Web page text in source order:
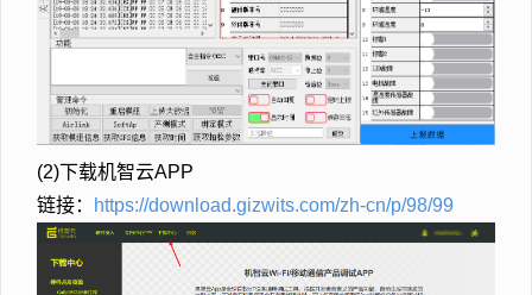
(2)下载机智云APP
链接：
https://download.gizwits.com/zh-cn/p/98/99